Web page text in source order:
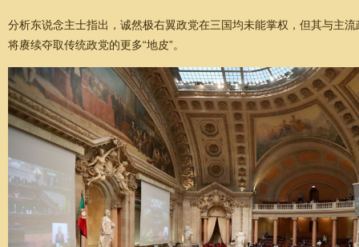
分析东说念主士指出，诚然极右翼政党在三国均未能掌权，但其与主
将赓续夺取传统政党的更多“地皮”。